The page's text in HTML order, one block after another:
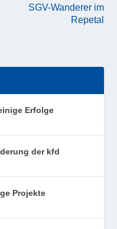
SGV-Wanderer im
Repetal
Erfolge
der kfd
Projekte